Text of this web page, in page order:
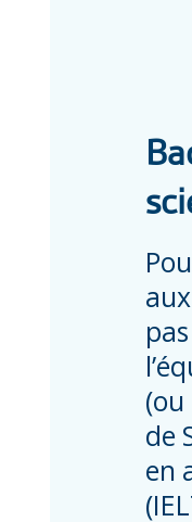
(ou
de
en